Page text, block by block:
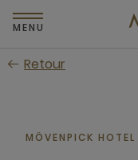
Passer
au
principal
MENU
Retour
MÖVENPICK